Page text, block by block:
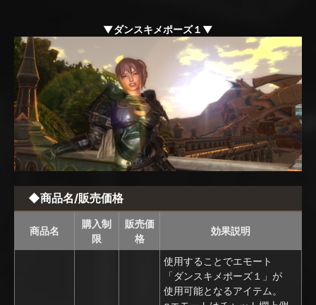
▼ダンスキメポーズ１▼
◆商品名/販売価格
商品名
購入制
限
販売価
格
効果説明
使用することでエモート
「ダンスキメポーズ１」が
使用可能となるアイテム。